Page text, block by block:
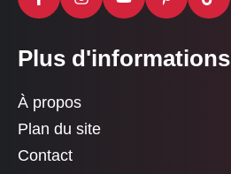
Plus d'informations
À propos
Plan du site
Contact